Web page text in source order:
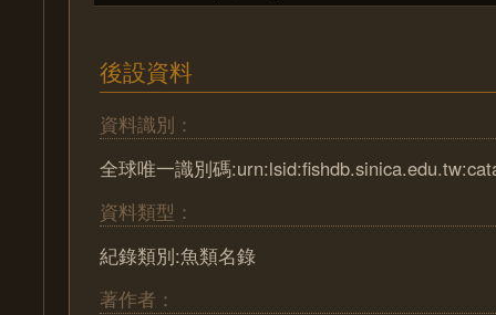
後設資料
資料識別：
全球唯一識別碼
資料類型：
紀錄類別:魚類名錄
著作者：